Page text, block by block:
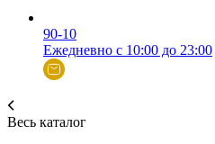
90-10
Ежедневно с 10:00 до 23:00
Весь каталог